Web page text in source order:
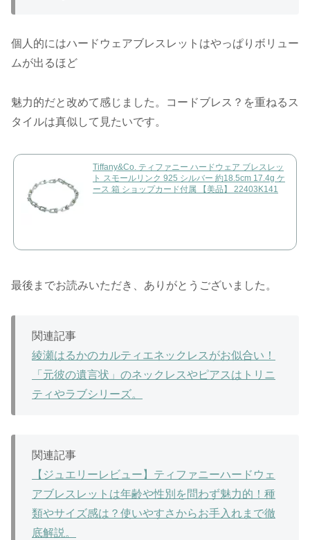
個人的にはハードウェアブレスレットはやっぱりボリュー
ムが出るほど
魅力的だと改めて感じました。コードブレス？を重ねるス
タイルは真似して見たいです。
Tiffany&Co. ティファニー ハードウェア ブレスレッ
ト スモールリンク 925 シルバー 約18.5cm 17.4g ケ
ース 箱 ショップカード付属 【美品】 22403K141
最後までお読みいただき、ありがとうございました。
関連記事
綾瀬はるかのカルティエネックレスがお似合い！
「元彼の遺言状」のネックレスやピアスはトリニ
ティやラブシリーズ。
関連記事
【ジュエリーレビュー】ティファニーハードウェ
アブレスレットは年齢や性別を問わず魅力的！種
類やサイズ感は？使いやすさからお手入れまで徹
底解説。